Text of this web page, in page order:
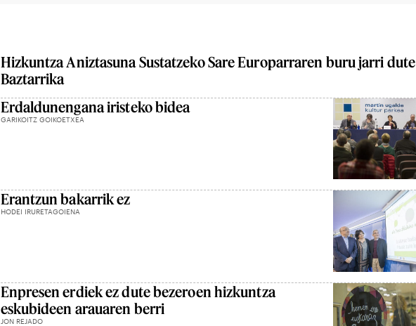
Hizkuntza Aniztasuna Sustatzeko Sare Europarraren buru jarri dute
Baztarrika
Erdaldunengana iristeko bidea
GARIKOITZ GOIKOETXEA
Erantzun bakarrik ez
HODEI IRURETAGOIENA
Enpresen erdiek ez dute bezeroen hizkuntza
eskubideen arauaren berri
JON REJADO